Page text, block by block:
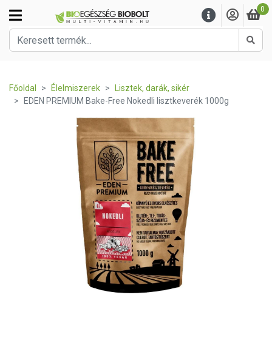
0
Főoldal Élelmiszerek
Lisztek, darák, sikér
EDEN PREMIUM Bake-Free Nokedli lisztkeverék 1000g